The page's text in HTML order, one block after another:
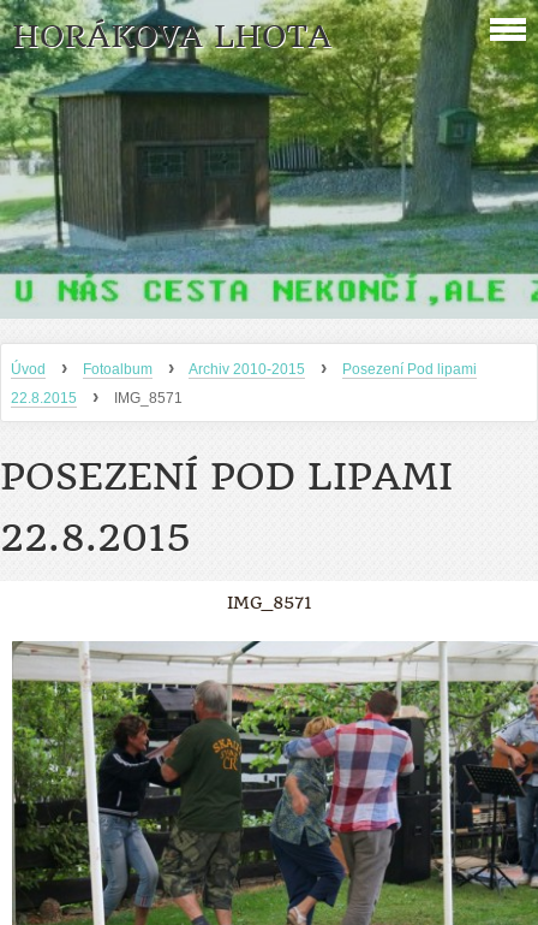
HORÁKOVA LHOTA
Úvod › Fotoalbum › Archiv 2010-2015 ›
Posezení Pod lipami
22.8.2015
› IMG_8571
POSEZENÍ POD LIPAMI
22.8.2015
IMG_8571